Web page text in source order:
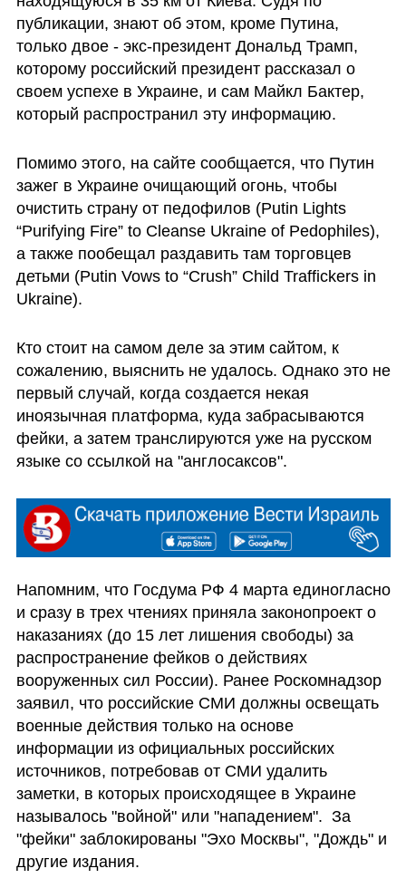
публикации, знают об этом, кроме Путина,
только двое - экс-президент Дональд Трамп,
которому российский президент рассказал о
своем успехе в Украине, и сам Майкл Бактер,
который распространил эту информацию.
Помимо этого, на сайте сообщается, что Путин
зажег в Украине очищающий огонь, чтобы
очистить страну от педофилов (Putin Lights
“Purifying Fire” to Cleanse Ukraine of Pedophiles),
а также пообещал раздавить там торговцев
детьми (Putin Vows to “Crush” Child Traffickers in
Ukraine).
Кто стоит на самом деле за этим сайтом, к
сожалению, выяснить не удалось. Однако это не
первый случай, когда создается некая
иноязычная платформа, куда забрасываются
фейки, а затем транслируются уже на русском
языке со ссылкой на "англосаксов".
Напомним, что Госдума РФ 4 марта единогласно
и сразу в трех чтениях приняла законопроект о
наказаниях (до 15 лет лишения свободы) за
распространение фейков о действиях
вооруженных сил России). Ранее Роскомнадзор
заявил, что российские СМИ должны освещать
военные действия только на основе
информации из официальных российских
источников, потребовав от СМИ удалить
заметки, в которых происходящее в Украине
называлось "войной" или "нападением".  За
"фейки" заблокированы "Эхо Москвы", "Дождь" и
другие издания.